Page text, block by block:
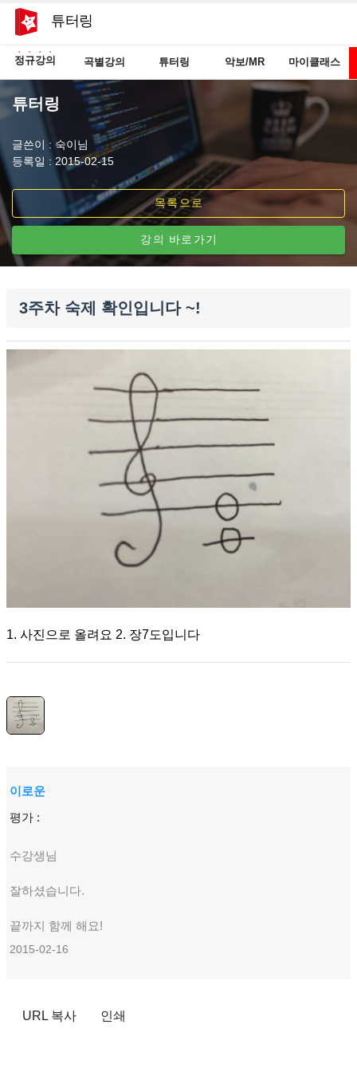
튜터링
정규강의 곡별강의 튜터링 악보/MR 마이클래스
튜터링
글쓴이 : 숙이님
등록일 : 2015-02-15
목록으로
강의 바로가기
3주차 숙제 확인입니다 ~!
1. 사진으로 올려요 2. 장7도입니다
이로운
평가 :
수강생님
잘하셨습니다.
끝까지 함께 해요!
2015-02-16
URL 복사 인쇄